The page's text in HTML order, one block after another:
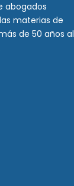
abogados
materias de
de 50 años al